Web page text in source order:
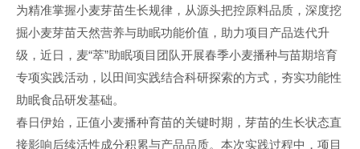
为精准掌握小麦芽苗生长规律，从源头把控原料品质，深度挖
掘小麦芽苗天然营养与助眠功能价值，助力项目产品迭代升
级，近日，麦“萃”助眠项目团队开展春季小麦播种与苗期培育
专项实践活动，以田间实践结合科研探索的方式，夯实功能性
助眠食品研发基础。
春日伊始，正值小麦播种育苗的关键时期，芽苗的生长状态直
接影响后续活性成分积累与产品品质。本次实践过程中，项目